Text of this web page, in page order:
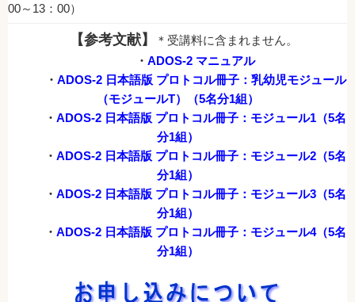
00～13：00）
【参考文献】
＊受講料に含まれません。
・ ADOS-2 マニュアル
・ ADOS-2 日本語版 プロトコル冊子：乳幼児モジュール
（モジュールT）（5名分1組）
・ ADOS-2 日本語版 プロトコル冊子：モジュール1（5名
分1組）
・ ADOS-2 日本語版 プロトコル冊子：モジュール2（5名
分1組）
・ ADOS-2 日本語版 プロトコル冊子：モジュール3（5名
分1組）
・ ADOS-2 日本語版 プロトコル冊子：モジュール4（5名
分1組）